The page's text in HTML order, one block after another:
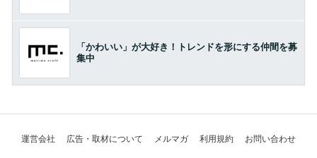
「かわいい」が大好き！トレンドを形にする仲間を募
集中
運営会社 広告・取材について メルマガ 利用規約 お問い合わせ